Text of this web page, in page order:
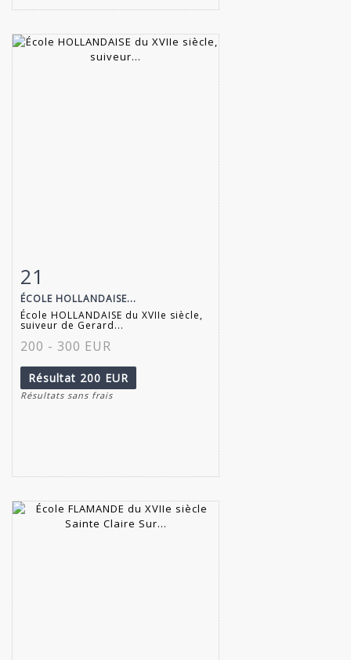
Fiche détaillée
21
ÉCOLE HOLLANDAISE...
École HOLLANDAISE du XVIIe siècle,
suiveur de Gerard...
200 - 300 EUR
Résultat 200 EUR
Résultats sans frais